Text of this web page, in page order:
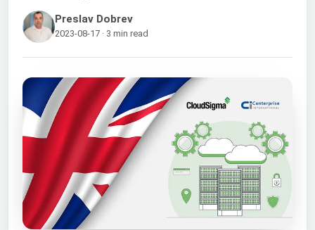
Preslav Dobrev
2023-08-17 · 3 min read